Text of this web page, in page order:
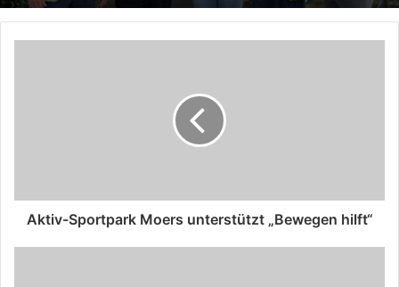
Aktiv-Sportpark Moers unterstützt „Bewegen hilft“